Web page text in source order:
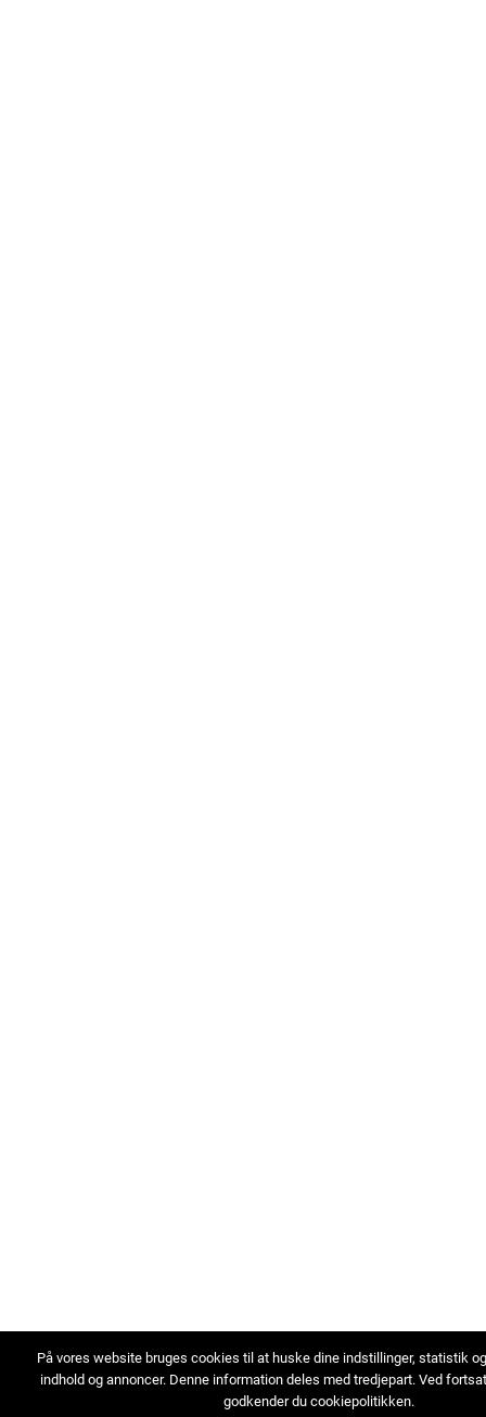
På vores website bruges cookies til at huske dine indstillinger, statistik
indhold og annoncer. Denne information deles med tredjepart. Ved
godkender du cookiepolitikken.